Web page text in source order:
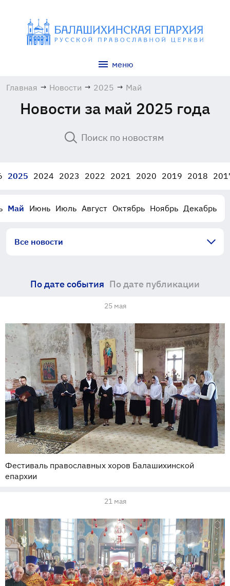
меню
Главная → Новости → 2025 → Май
Новости за май 2025 года
2025 2024 2023 2022 2021 2020 2019 2018
Май Июнь Июль Август Октябрь Ноябрь Декабрь
Все новости
По дате события По дате публикации
25 мая
Фестиваль православных хоров Балашихинской
епархии
21 мая